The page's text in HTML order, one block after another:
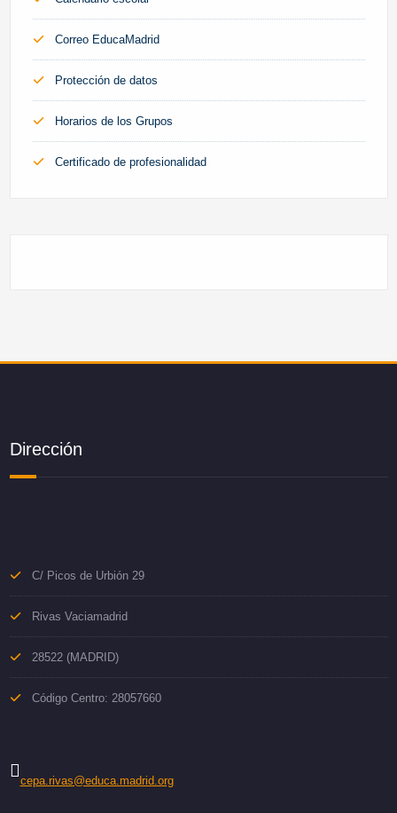
Correo EducaMadrid
Protección de datos
Horarios de los Grupos
Certificado de profesionalidad
Dirección
C/ Picos de Urbión 29
Rivas Vaciamadrid
28522 (MADRID)
Código Centro: 28057660
cepa.rivas@educa.madrid.org